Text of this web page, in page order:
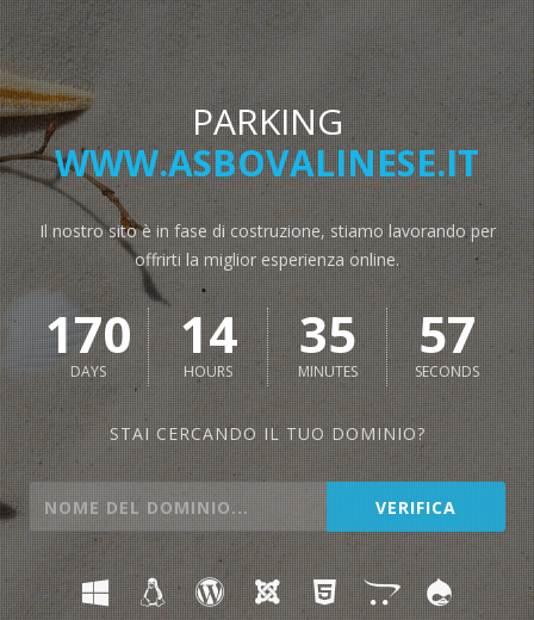
PARKING
WWW.ASBOVALINESE.IT
Il nostro sito è in fase di costruzione, stiamo lavorando per
offrirti la miglior esperienza online.
170
DAYS
14
HOURS
35
MINUTES
57
SECONDS
STAI CERCANDO IL TUO DOMINIO?